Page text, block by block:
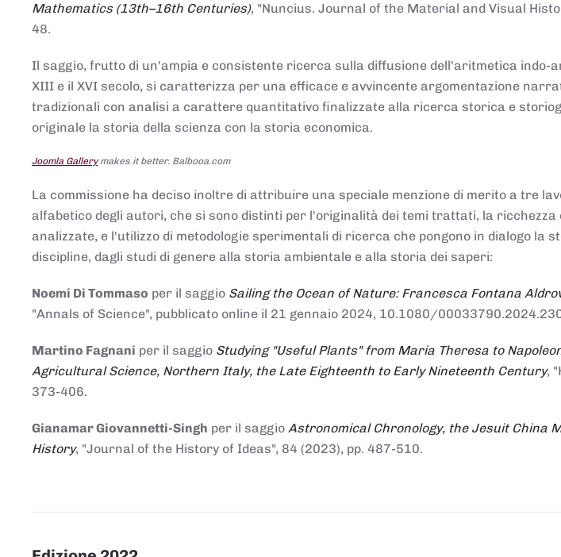
Mathematics (13th–16th Centuries), "Nuncius. Journal of the Material and Visual
48.
Il saggio, frutto di un'ampia e consistente ricerca sulla diffusione dell'aritmetica indo-
XIII e il XVI secolo, si caratterizza per una efficace e avvincente argomentazione
tradizionali con analisi a carattere quantitativo finalizzate alla ricerca storica e
originale la storia della scienza con la storia economica.
Joomla Gallerymakes it better. Balbooa.com
La commissione ha deciso inoltre di attribuire una speciale menzione di merito a tre
alfabetico degli autori, che si sono distinti per l'originalità dei temi trattati, la
analizzate, e l'utilizzo di metodologie sperimentali di ricerca che pongono in dialogo la
discipline, dagli studi di genere alla storia ambientale e alla storia dei saperi:
Noemi Di Tommaso per il saggio Sailing the Ocean of Nature: Francesca Fontana
"Annals of Science", pubblicato online il 21 gennaio 2024, 10.1080/
Martino Fagnani per il saggio Studying "Useful Plants" from Maria Theresa to
Agricultural Science, Northern Italy, the Late Eighteenth to Early Nineteenth Century,
373-406.
Gianamar Giovannetti-Singh per il saggio Astronomical Chronology, the Jesuit China
History, "Journal of the History of Ideas", 84 (2023), pp. 487-510.